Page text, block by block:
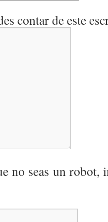
contar de este
no seas un robot,